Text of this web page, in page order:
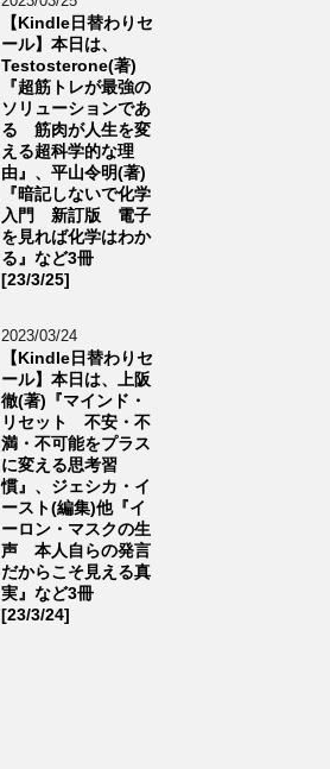
【Kindle日替わりセ
ール】本日は、
Testosterone(著)
『超筋トレが最強の
ソリューションであ
る 筋肉が人生を変
える超科学的な理
由』、平山令明(著)
『暗記しないで化学
入門 新訂版 電子
を見れば化学はわか
る』など3冊
[23/3/25]
2023/03/24
【Kindle日替わりセ
ール】本日は、上阪
徹(著)『マインド・
リセット 不安・不
満・不可能をプラス
に変える思考習
慣』、ジェシカ・イ
ースト(編集)他『イ
ーロン・マスクの生
声 本人自らの発言
だからこそ見える真
実』など3冊
[23/3/24]